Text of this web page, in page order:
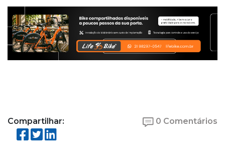
Compartilhar: 0 Comentários